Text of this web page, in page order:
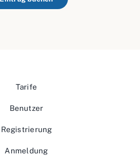
Tarife
Benutzer
Registrierung
Anmeldung